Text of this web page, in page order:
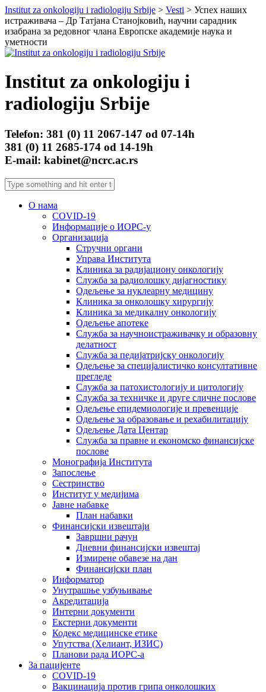
Institut za onkologiju i radiologiju Srbije > Vesti > Успех наших
истраживача – Др Татјана Станојковић, научни сарадник
изабрана за редовног члана Европске академије наука и
уметности
Institut za onkologiju i
radiologiju Srbije
Telefon: 381 (0) 11 2067-147 od 07-14h
381 (0) 11 2685-174 od 14-19h
E-mail: kabinet@ncrc.ac.rs
О нама
COVID-19
Информације о ИОРС-у
Организација
Стручни органи
Управа Института
Клиника за радијациону онкологију
Служба за радиолошку дијагностику
Одељење за нуклеарну медицину
Клиника за онколошку хирургију
Клиника за медикалну онкологију
Одељење апотеке
Служба за научноистраживачку и образовну
делатност
Служба за педијатријску онкологију
Одељење за специјалистичко консултативне
прегледе
Служба за патохистологију и цитологију
Служба за техничке и друге сличне послове
Одељење епидемиологије и превенције
Одељење за образовање и рехабилитацију
Одељење Дата Центар
Служба за правне и економско финансијске
послове
Монографија Института
Запослење
Сестринство
Институт у медијима
Јавне набавке
План набавки
Финансијски извештаји
Завршни рачун
Дневни финансијски извештај
Измирене обавезе на дан
Финансијски план
Информатор
Унутрашње узбуњивање
Акредитација
Интерни документи
Екстерни документи
Кодекс медицинске етике
Упутства (Хелиант, ИЗИС)
Планови рада ИОРС-а
За пацијенте
COVID-19
Вакцинација против грипа онколошких